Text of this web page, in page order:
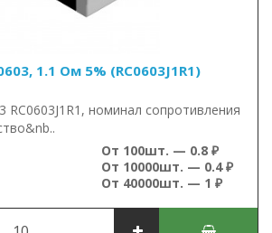
1.1 Ом 5% (RC0603J1R1)
RC0603J1R1, номинал сопротивления
От 100шт. — 0.8 ₽
От 10000шт. — 0.4 ₽
От 40000шт. — 1 ₽